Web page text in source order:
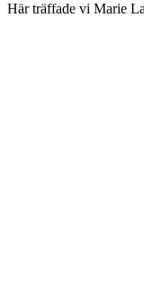
Här träffade vi Marie